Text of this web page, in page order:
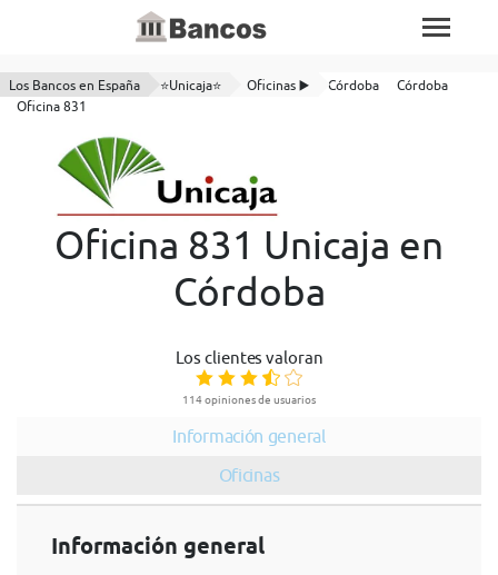
Los Bancos en España ⭐Unicaja⭐ Oficinas ▶️ Córdoba
Córdoba
Oficina 831
Oficina 831 Unicaja en
Córdoba
Los clientes valoran
114 opiniones de usuarios
Información general
Oficinas
Información general